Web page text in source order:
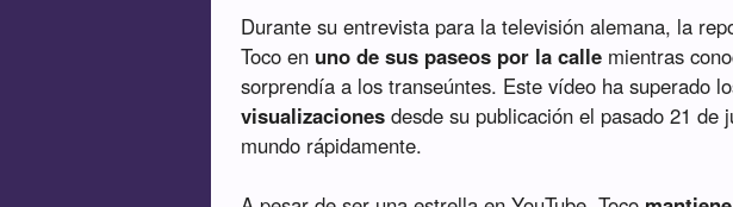
Durante su entrevista para la televisión alemana, la
Toco en uno de sus paseos por la calle mientras
sorprendía a los transeúntes. Este vídeo ha superado
visualizaciones desde su publicación el pasado 21 de
mundo rápidamente.